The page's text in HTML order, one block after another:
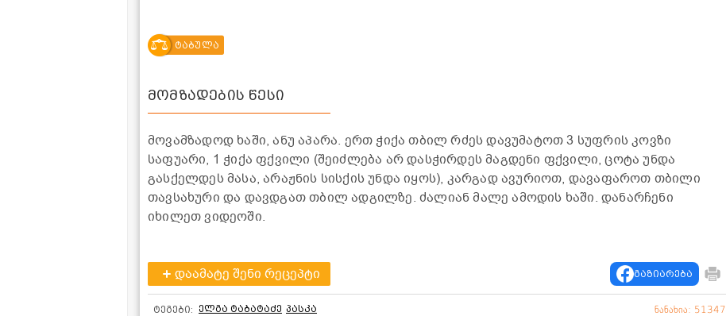
ტაბულა
მომზადების წესი
მოვამზადოდ ხაში, ანუ აპარა. ერთ ჭიქა თბილ რძეს დავუმატოთ 3 სუფრის კოვზი
საფუარი, 1 ჭიქა ფქვილი (შეიძლება არ დასჭირდეს მაგდენი ფქვილი, ცოტა უნდა
გასქელდეს მასა, არაჟნის სისქის უნდა იყოს), კარგად ავურიოთ, დავაფაროთ თბილი
თავსახური და დავდგათ თბილ ადგილზე. ძალიან მალე ამოდის ხაში. დანარჩენი
იხილეთ ვიდეოში.
დაამატე შენი რეცეპტი გაზიარება
ტეგები: ელგა ტაბატაძე პასკა ნანახია: 51347